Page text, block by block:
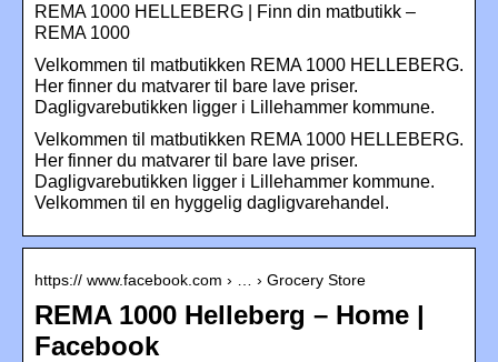
REMA 1000 HELLEBERG | Finn din matbutikk –
REMA 1000
Velkommen til matbutikken REMA 1000 HELLEBERG.
Her finner du matvarer til bare lave priser.
Dagligvarebutikken ligger i Lillehammer kommune.
Velkommen til matbutikken REMA 1000 HELLEBERG.
Her finner du matvarer til bare lave priser.
Dagligvarebutikken ligger i Lillehammer kommune.
Velkommen til en hyggelig dagligvarehandel.
https:// www.facebook.com › … › Grocery Store
REMA 1000 Helleberg – Home |
Facebook